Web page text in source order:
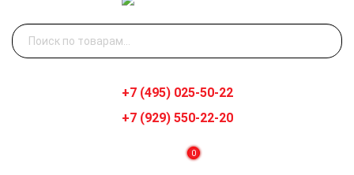
Искать:
0
+7 (495) 025-50-22
+7 (929) 550-22-20